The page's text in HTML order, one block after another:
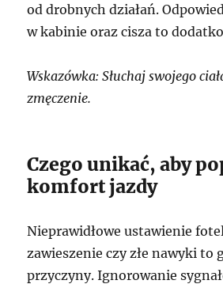
od drobnych działań.
w kabinie oraz cisza to
Wskazówka: Słuchaj swojego
zmęczenie.
Czego unikać, aby
komfort jazdy
Nieprawidłowe ustawienie
zawieszenie czy złe nawyki to
przyczyny. Ignorowanie